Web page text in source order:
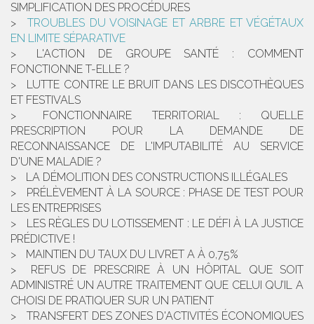
SIMPLIFICATION DES PROCÉDURES
TROUBLES DU VOISINAGE ET ARBRE ET VÉGÉTAUX
EN LIMITE SÉPARATIVE
L'ACTION DE GROUPE SANTÉ : COMMENT
FONCTIONNE T-ELLE ?
LUTTE CONTRE LE BRUIT DANS LES DISCOTHÈQUES
ET FESTIVALS
FONCTIONNAIRE TERRITORIAL : QUELLE
PRESCRIPTION POUR LA DEMANDE DE
RECONNAISSANCE DE L'IMPUTABILITÉ AU SERVICE
D'UNE MALADIE ?
LA DÉMOLITION DES CONSTRUCTIONS ILLÉGALES
PRÉLÈVEMENT À LA SOURCE : PHASE DE TEST POUR
LES ENTREPRISES
LES RÈGLES DU LOTISSEMENT : LE DÉFI À LA JUSTICE
PRÉDICTIVE !
MAINTIEN DU TAUX DU LIVRET A À 0,75%
REFUS DE PRESCRIRE À UN HÔPITAL QUE SOIT
ADMINISTRÉ UN AUTRE TRAITEMENT QUE CELUI QU’IL A
CHOISI DE PRATIQUER SUR UN PATIENT
TRANSFERT DES ZONES D'ACTIVITÉS ÉCONOMIQUES